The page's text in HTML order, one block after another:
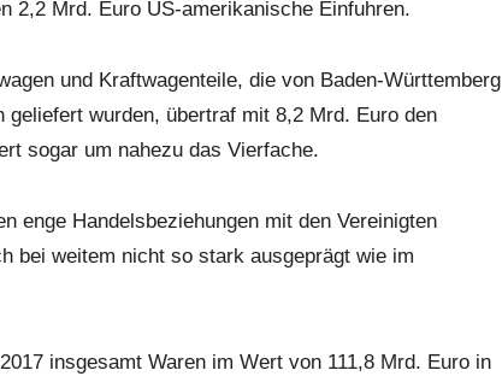
2,2 Mrd. Euro US-amerikanische Einfuhren.
und Kraftwagenteile, die von Baden-Württemberg
geliefert wurden, übertraf mit 8,2 Mrd. Euro den
sogar um nahezu das Vierfache.
enge Handelsbeziehungen mit den Vereinigten
bei weitem nicht so stark ausgeprägt wie im
insgesamt Waren im Wert von 111,8 Mrd. Euro in